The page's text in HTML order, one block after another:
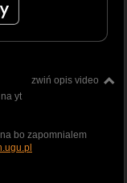
zwiń opis video
yt
bo zapomnialem